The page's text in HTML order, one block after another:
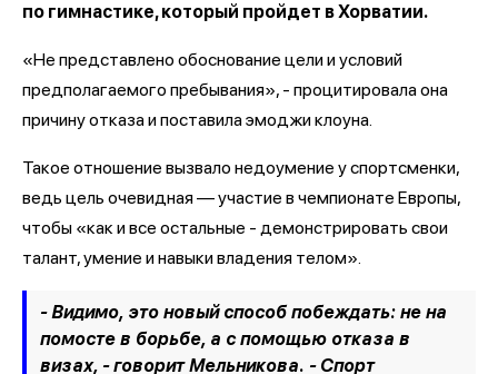
по гимнастике, который пройдет в Хорватии.
«Не представлено обоснование цели и условий
предполагаемого пребывания», - процитировала она
причину отказа и поставила эмоджи клоуна.
Такое отношение вызвало недоумение у спортсменки,
ведь цель очевидная — участие в чемпионате Европы,
чтобы «как и все остальные - демонстрировать свои
талант, умение и навыки владения телом».
- Видимо, это новый способ побеждать: не на
помосте в борьбе, а с помощью отказа в
визах, - говорит Мельникова. - Спорт